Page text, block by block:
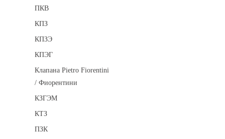
ПКВ
КПЗ
КПЗЭ
КПЭГ
Клапана Pietro Fiorentini
/ Фиорентини
КЗГЭМ
КТЗ
ПЗК